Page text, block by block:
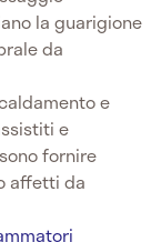
la guarigione
da
e
e
fornire
affetti da